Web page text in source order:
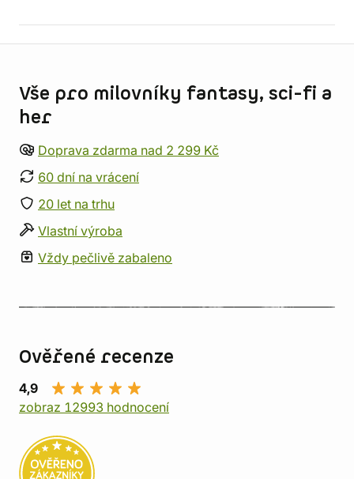
Vše pro milovníky fantasy, sci-fi a
her
Doprava zdarma nad 2 299 Kč
60 dní na vrácení
20 let na trhu
Vlastní výroba
Vždy pečlivě zabaleno
Ověřené recenze
4,9
zobraz 12993 hodnocení